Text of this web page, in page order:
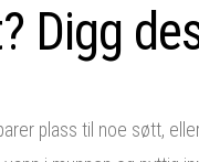
Digg
plass til noe søtt,